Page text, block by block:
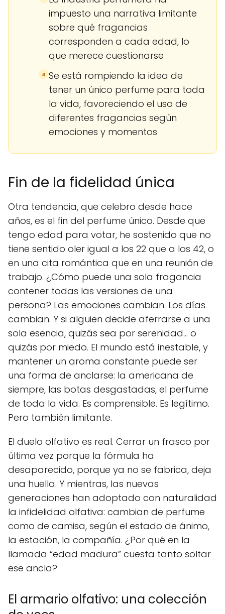
impuesto una narrativa limitante
sobre qué fragancias
corresponden a cada edad, lo
que merece cuestionarse
4 Se está rompiendo la idea de
tener un único perfume para toda
la vida, favoreciendo el uso de
diferentes fragancias según
emociones y momentos
Fin de la fidelidad única
Otra tendencia, que celebro desde hace
años, es el fin del perfume único. Desde que
tengo edad para votar, he sostenido que no
tiene sentido oler igual a los 22 que a los 42, o
en una cita romántica que en una reunión de
trabajo. ¿Cómo puede una sola fragancia
contener todas las versiones de una
persona? Las emociones cambian. Los días
cambian. Y si alguien decide aferrarse a una
sola esencia, quizás sea por serenidad… o
quizás por miedo. El mundo está inestable, y
mantener un aroma constante puede ser
una forma de anclarse: la americana de
siempre, las botas desgastadas, el perfume
de toda la vida. Es comprensible. Es legítimo.
Pero también limitante.
El duelo olfativo es real. Cerrar un frasco por
última vez porque la fórmula ha
desaparecido, porque ya no se fabrica, deja
una huella. Y mientras, las nuevas
generaciones han adoptado con naturalidad
la infidelidad olfativa: cambian de perfume
como de camisa, según el estado de ánimo,
la estación, la compañía. ¿Por qué en la
llamada “edad madura” cuesta tanto soltar
ese ancla?
El armario olfativo: una colección